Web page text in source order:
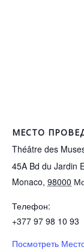
МЕСТО
Théâtre des
45A Bd du Jardin
Monaco, 98000
Телефон:
+377 97 98 10 93
Посмотреть